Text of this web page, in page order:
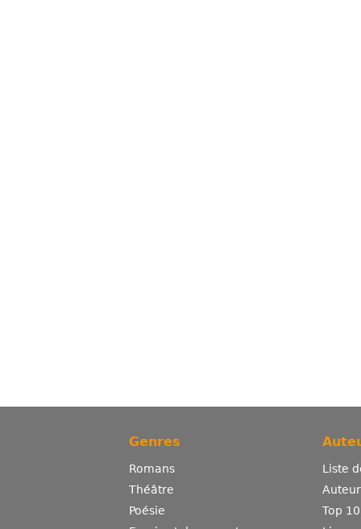
Genres
Romans
Théâtre
Poésie
Liste
Top